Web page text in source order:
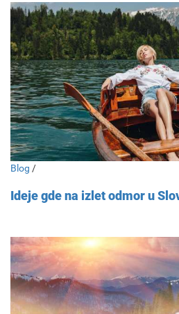
Blog /
Ideje gde na izlet odmor u